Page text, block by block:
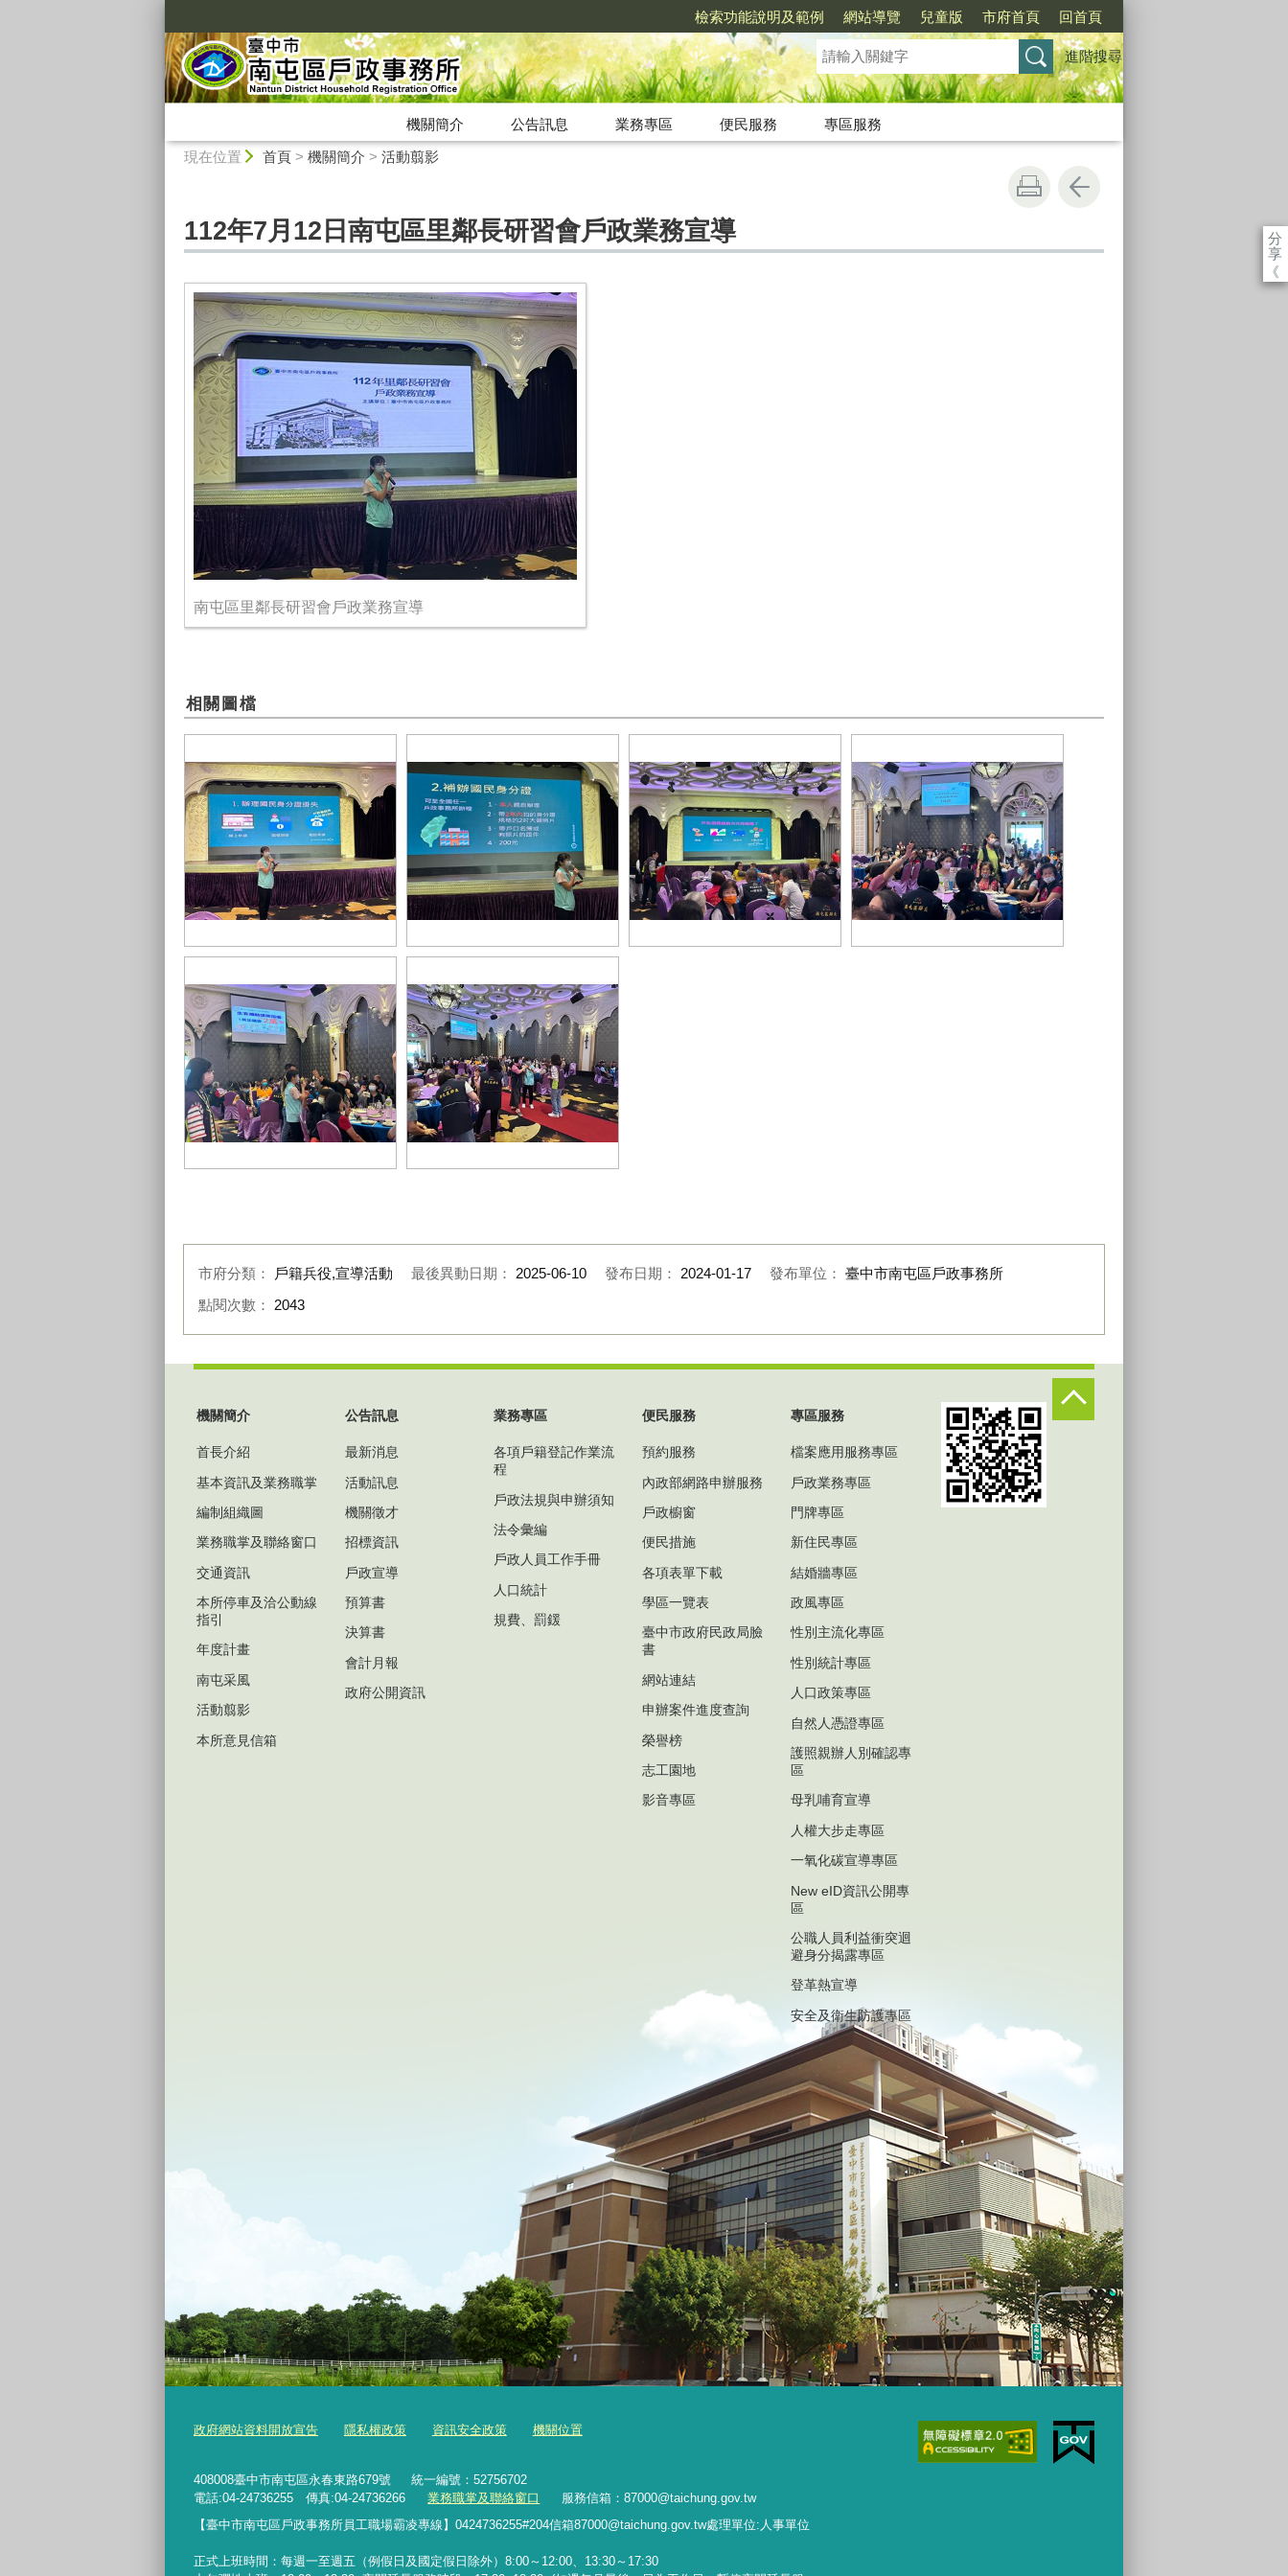
檢索功能說明及範例 網站導覽 兒童版 市府首頁 回首頁
進階搜尋
機關簡介 公告訊息 業務專區 便民服務
專區服務
現在位置 首頁> 機關簡介 > 活動翦影
分
享
《
112年7月12日南屯區里鄰長研習會戶政業務宣導
南屯區里鄰長研習會戶政業務宣導
相關圖檔
身分證掛失事宜
證補發事宜
市府分類： 戶籍兵役,宣導活動 最後異動日期： 2025-06-10 發布日期： 2024-01-17 發布單位： 臺中市南屯區戶政事務所
點閱次數： 2043
機關簡介
首長介紹
基本資訊及業務職掌
編制組織圖
業務職掌及聯絡窗口
交通資訊
本所停車及洽公動線
指引
年度計畫
南屯采風
活動翦影
本所意見信箱
公告訊息
最新消息
活動訊息
機關徵才
招標資訊
戶政宣導
預算書
決算書
會計月報
政府公開資訊
業務專區
各項戶籍登記作業流
程
戶政法規與申辦須知
法令彙編
戶政人員工作手冊
人口統計
規費、罰鍰
便民服務
預約服務
內政部網路申辦服務
戶政櫥窗
便民措施
各項表單下載
學區一覽表
臺中市政府民政局臉
書
網站連結
申辦案件進度查詢
榮譽榜
志工園地
影音專區
專區服務
檔案應用服務專區
戶政業務專區
門牌專區
新住民專區
結婚牆專區
政風專區
性別主流化專區
性別統計專區
人口政策專區
自然人憑證專區
護照親辦人別確認專
區
母乳哺育宣導
人權大步走專區
一氧化碳宣導專區
New eID資訊公開專
區
公職人員利益衝突迴
避身分揭露專區
登革熱宣導
安全及衛生防護專區
政府網站資料開放宣告 隱私權政策 資訊安全政策 機關位置
408008臺中市南屯區永春東路679號 統一編號：52756702
電話:04-24736255 傳真:04-24736266
業務職掌及聯絡窗口
服務信箱：87000@taichung.gov.tw
【臺中市南屯區戶政事務所員工職場霸凌專線】 0424736255#204信箱87000@taichung.gov.tw處理單位: 人事單位
正式上班時間：每週一至週五（例假日及國定假日除外）8:00～12:00、13:30～17:30